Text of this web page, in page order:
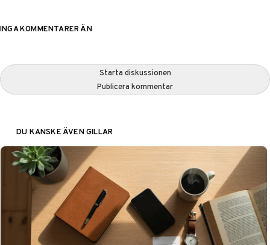
INGA KOMMENTARER ÄN
Starta diskussionen
Publicera kommentar
DU KANSKE ÄVEN GILLAR